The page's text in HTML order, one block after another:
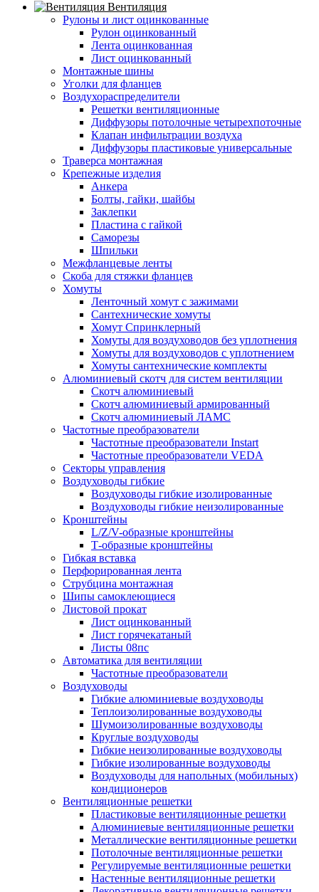
Вентиляция
Рулоны и лист оцинкованные
Рулон оцинкованный
Лента оцинкованная
Лист оцинкованный
Монтажные шины
Уголки для фланцев
Воздухораспределители
Решетки вентиляционные
Диффузоры потолочные четырехпоточные
Клапан инфильтрации воздуха
Диффузоры пластиковые универсальные
Траверса монтажная
Крепежные изделия
Анкера
Болты, гайки, шайбы
Заклепки
Пластина с гайкой
Саморезы
Шпильки
Межфланцевые ленты
Скоба для стяжки фланцев
Хомуты
Ленточный хомут с зажимами
Сантехнические хомуты
Хомут Спринклерный
Хомуты для воздуховодов без уплотнения
Хомуты для воздуховодов с уплотнением
Хомуты сантехнические комплекты
Алюминиевый скотч для систем вентиляции
Скотч алюминиевый
Скотч алюминиевый армированный
Скотч алюминиевый ЛАМС
Частотные преобразователи
Частотные преобразователи Instart
Частотные преобразователи VEDA
Секторы управления
Воздуховоды гибкие
Воздуховоды гибкие изолированные
Воздуховоды гибкие неизолированные
Кронштейны
L/Z/V-образные кронштейны
Т-образные кронштейны
Гибкая вставка
Перфорированная лента
Струбцина монтажная
Шипы самоклеющиеся
Листовой прокат
Лист оцинкованный
Лист горячекатаный
Листы 08пс
Автоматика для вентиляции
Частотные преобразователи
Воздуховоды
Гибкие алюминиевые воздуховоды
Теплоизолированные воздуховоды
Шумоизолированные воздуховоды
Круглые воздуховоды
Гибкие неизолированные воздуховоды
Гибкие изолированные воздуховоды
Воздуховоды для напольных (мобильных)
кондиционеров
Вентиляционные решетки
Пластиковые вентиляционные решетки
Алюминиевые вентиляционные решетки
Металлические вентиляционные решетки
Потолочные вентиляционные решетки
Регулируемые вентиляционные решетки
Настенные вентиляционные решетки